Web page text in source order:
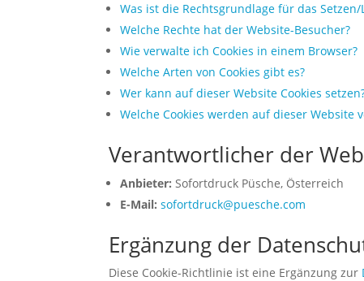
Was ist die Rechtsgrundlage für das Setzen/
Welche Rechte hat der Website-Besucher?
Wie verwalte ich Cookies in einem Browser?
Welche Arten von Cookies gibt es?
Wer kann auf dieser Website Cookies
Welche Cookies werden auf dieser Website
Verantwortlicher der
Anbieter:Sofortdruck Püsche, Österreich
E-Mail:sofortdruck@puesche.com
Ergänzung der
Diese Cookie-Richtlinie ist eine Ergänzung zur